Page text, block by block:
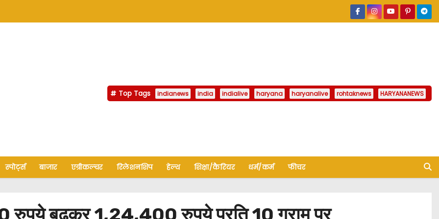
Top Tags indianews india indialive haryana haryanalive rohtaknews HARYANANEWS
स्पोर्ट्स बाजार एग्रीकल्चर रिलेशनशिप हेल्थ शिक्षा/कैरियर धर्म/कर्म फीचर